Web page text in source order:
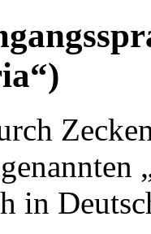
in